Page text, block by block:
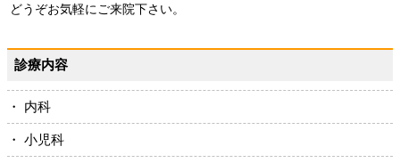
どうぞお気軽にご来院下さい。
診療内容
・ 内科
・ 小児科